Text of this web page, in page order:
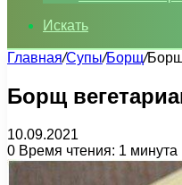
Искать
Главная/Супы/Борщ/Борщ
Борщ
10.09.2021
0 Время чтения: 1 минута